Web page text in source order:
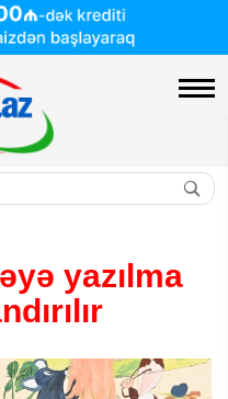
yazılma